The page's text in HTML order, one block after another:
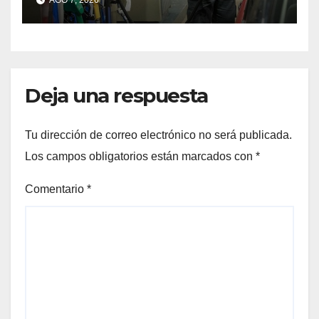
superó los $2.100 y llenar el
tanque cuesta más de
Deja una respuesta
Tu dirección de correo electrónico no será publicada.
Los campos obligatorios están marcados con *
Comentario *